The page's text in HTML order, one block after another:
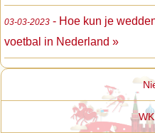
03-03-2023 - Hoe kun je
voetbal in Nederland »